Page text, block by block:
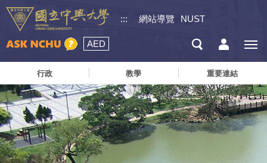
::: 網站導覽 NUST
AED
行政 教學 重要連結